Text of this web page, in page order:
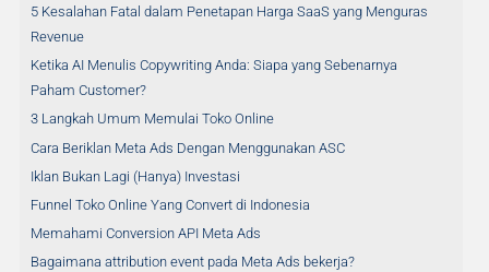
5 Kesalahan Fatal dalam Penetapan Harga SaaS yang Menguras
Revenue
Ketika AI Menulis Copywriting Anda: Siapa yang Sebenarnya
Paham Customer?
3 Langkah Umum Memulai Toko Online
Cara Beriklan Meta Ads Dengan Menggunakan ASC
Iklan Bukan Lagi (Hanya) Investasi
Funnel Toko Online Yang Convert di Indonesia
Memahami Conversion API Meta Ads
Bagaimana attribution event pada Meta Ads bekerja?